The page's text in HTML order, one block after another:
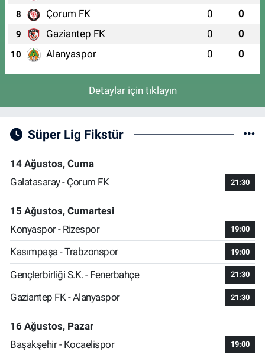
8 Çorum FK 0 0
9 Gaziantep FK 0 0
10 Alanyaspor 0 0
Detaylar için tıklayın
Süper Lig Fikstür
14 Ağustos, Cuma
Galatasaray - Çorum FK
21:30
15 Ağustos, Cumartesi
Konyaspor - Rizespor
19:00
Kasımpaşa - Trabzonspor 19:00
Gençlerbirliği S.K. - Fenerbahçe 21:30
Gaziantep FK - Alanyaspor 21:30
16 Ağustos, Pazar
Başakşehir - Kocaelispor
19:00